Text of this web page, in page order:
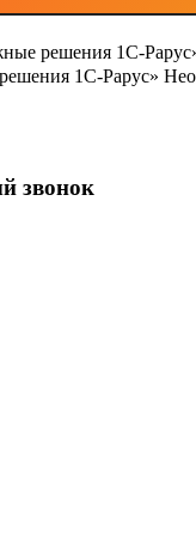
решения 1С-
1С-Рарус»
звонок